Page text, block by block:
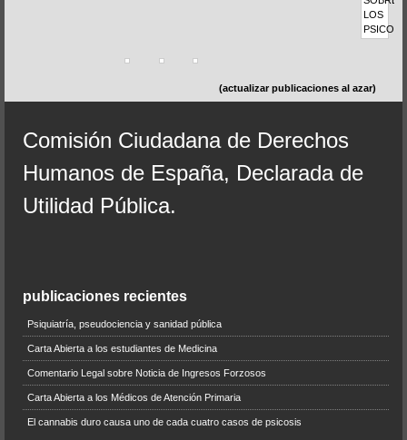
(actualizar publicaciones al azar)
Comisión Ciudadana de Derechos
Humanos de España, Declarada de
Utilidad Pública.
publicaciones recientes
Psiquiatría, pseudociencia y sanidad pública
Carta Abierta a los estudiantes de Medicina
Comentario Legal sobre Noticia de Ingresos Forzosos
Carta Abierta a los Médicos de Atención Primaria
El cannabis duro causa uno de cada cuatro casos de psicosis